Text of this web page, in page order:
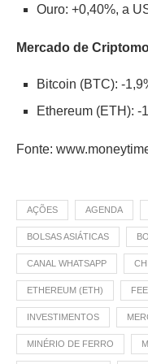
Ouro: +0,40%, a
Mercado de
Bitcoin (BTC): -
Ethereum (ETH): -
Fonte:
AÇÕES AGENDA
BOLSAS ASIÁTICAS
CANAL WHATSAPP
ETHEREUM (ETH)
INVESTIMENTOS
MINÉRIO DE FERRO